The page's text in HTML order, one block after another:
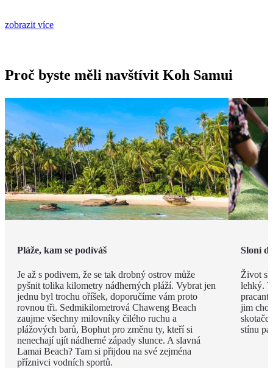
zobrazit více
Proč byste měli navštívit Koh Samui
Pláže, kam se podíváš
Je až s podivem, že se tak drobný ostrov může
pyšnit tolika kilometry nádherných pláží. Vybrat jen
jednu byl trochu oříšek, doporučíme vám proto
rovnou tři. Sedmikilometrová Chaweng Beach
zaujme všechny milovníky čilého ruchu a
plážových barů, Bophut pro změnu ty, kteří si
nenechají ujít nádherné západy slunce. A slavná
Lamai Beach? Tam si přijdou na své zejména
příznivci vodních sportů.
Sloní
Život
lehký.
jim
stínu